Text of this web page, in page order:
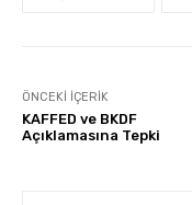
ÖNCEKI İÇERIK
KAFFED ve BKDF
Açıklamasına Tepki